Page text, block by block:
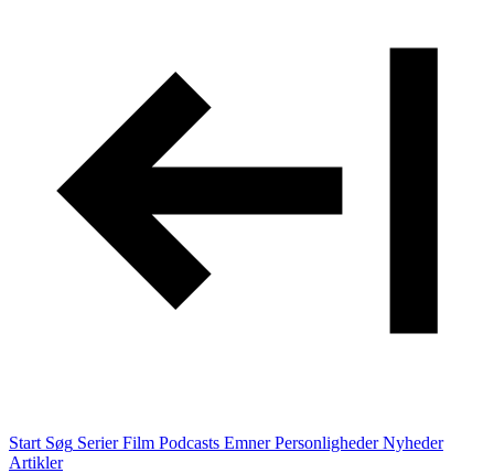
Start Søg Serier Film Podcasts Emner Personligheder Nyheder
Artikler